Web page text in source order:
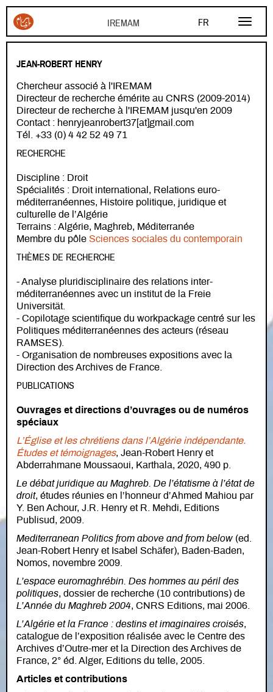
FR
AR
Aller au contenu principal
JEAN-ROBERT HENRY
Chercheur associé à l'IREMAM
Directeur de recherche émérite au CNRS (2009-2014)
Directeur de recherche à l'IREMAM jusqu'en 2009
Contact : henryjeanrobert37[at]gmail.com
Tél. +33 (0) 4 42 52 49 71
RECHERCHE
Discipline : Droit
Spécialités : Droit international, Relations euro-
méditerranéennes, Histoire politique, juridique et
culturelle de l’Algérie
Terrains : Algérie, Maghreb, Méditerranée
Membre du pôle Sciences sociales du contemporain
THÈMES DE RECHERCHE
- Analyse pluridisciplinaire des relations inter-
méditerranéennes avec un institut de la Freie
Universität.
- Copilotage scientifique du workpackage centré sur les
Politiques méditerranéennes des acteurs (réseau
RAMSES).
- Organisation de nombreuses expositions avec la
Direction des Archives de France.
PUBLICATIONS
Ouvrages et directions d’ouvrages ou de numéros
spéciaux
L’Église et les chrétiens dans l’Algérie indépendante.
Études et témoignages, Jean-Robert Henry et
Abderrahmane Moussaoui, Karthala, 2020, 490 p.
Le débat juridique au Maghreb. De l’étatisme à l’état de
droit, études réunies en l’honneur d’Ahmed Mahiou par
Y. Ben Achour, J.R. Henry et R. Mehdi, Editions
Publisud, 2009.
Mediterranean Politics from above and from below (ed.
Jean-Robert Henry et Isabel Schäfer), Baden-Baden,
Nomos, novembre 2009.
L’espace euromaghrébin. Des hommes au péril des
politiques, dossier de recherche (10 contributions) de
L’Année du Maghreb 2004, CNRS Editions, mai 2006.
L’Algérie et la France : destins et imaginaires croisés,
catalogue de l’exposition réalisée avec le Centre des
Archives d’Outre-mer et la Direction des Archives de
France, 2° éd. Alger, Editions du telle, 2005.
Articles et contributions